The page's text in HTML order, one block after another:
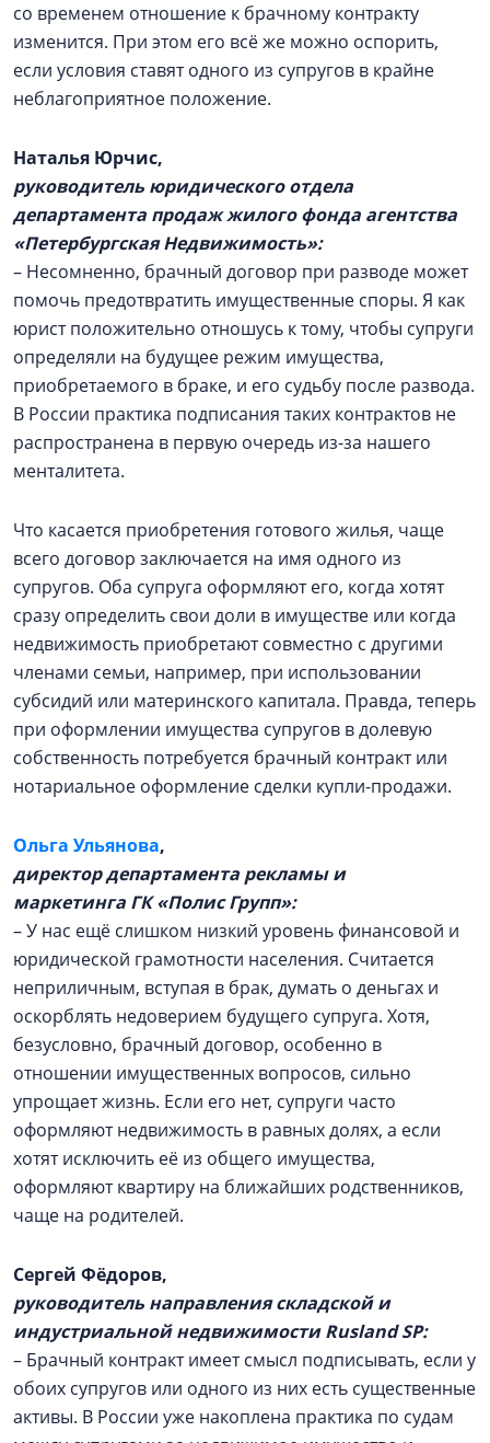
со временем отношение к брачному контракту
изменится. При этом его всё же можно оспорить,
если условия ставят одного из супругов в крайне
неблагоприятное поло­жение.
Наталья Юрчис,
руководитель юридического отдела
департамента продаж жилого фонда агентства
«Петербургская Недвижимость»:
– Несомненно, брачный договор при разводе может
помочь предотвратить имущественные споры. Я как
юрист положительно отношусь к тому, чтобы супруги
определяли на будущее режим имущества,
приобретаемого в браке, и его судьбу после развода.
В России практика подписания таких контрактов не
распространена в первую очередь из-за нашего
менталитета.
Что касается приобретения готового жилья, чаще
всего договор заключается на имя одного из
супругов. Оба супруга оформляют его, когда хотят
сразу определить свои доли в имуществе или когда
недвижимость приобретают совместно с другими
членами семьи, например, при использовании
субсидий или материнского капитала. Правда, теперь
при оформлении имущества супругов в долевую
собственность потребуется брачный контракт или
нотариальное оформление сделки купли-продажи.
Ольга Ульянова,
директор департамента рекламы и
маркетинга ГК «Полис Групп»:
– У нас ещё слишком низкий уровень финансовой и
юридической грамотности населения. Считается
неприличным, вступая в брак, думать о деньгах и
оскорблять недоверием будущего супруга. Хотя,
безусловно, брачный договор, особенно в
отношении имущественных вопросов, сильно
упрощает жизнь. Если его нет, супруги часто
оформляют недвижимость в равных долях, а если
хотят исключить её из общего имущества,
оформляют квартиру на ближайших родственников,
чаще на родителей.
Сергей Фёдоров,
руководитель направления складской и
индустриальной недвижимости Rusland SP:
– Брачный контракт имеет смысл подписывать, если у
обоих супругов или одного из них есть существенные
активы. В России уже накоплена практика по судам